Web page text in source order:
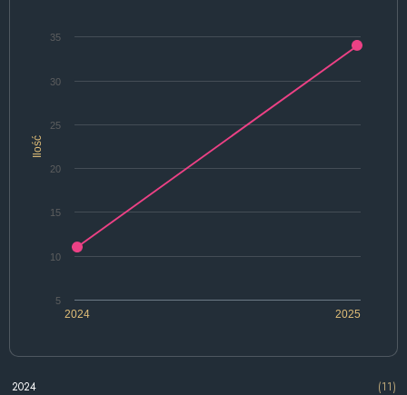
Ilość
2024 2025
5
10
15
20
25
30
35
2024
(11)